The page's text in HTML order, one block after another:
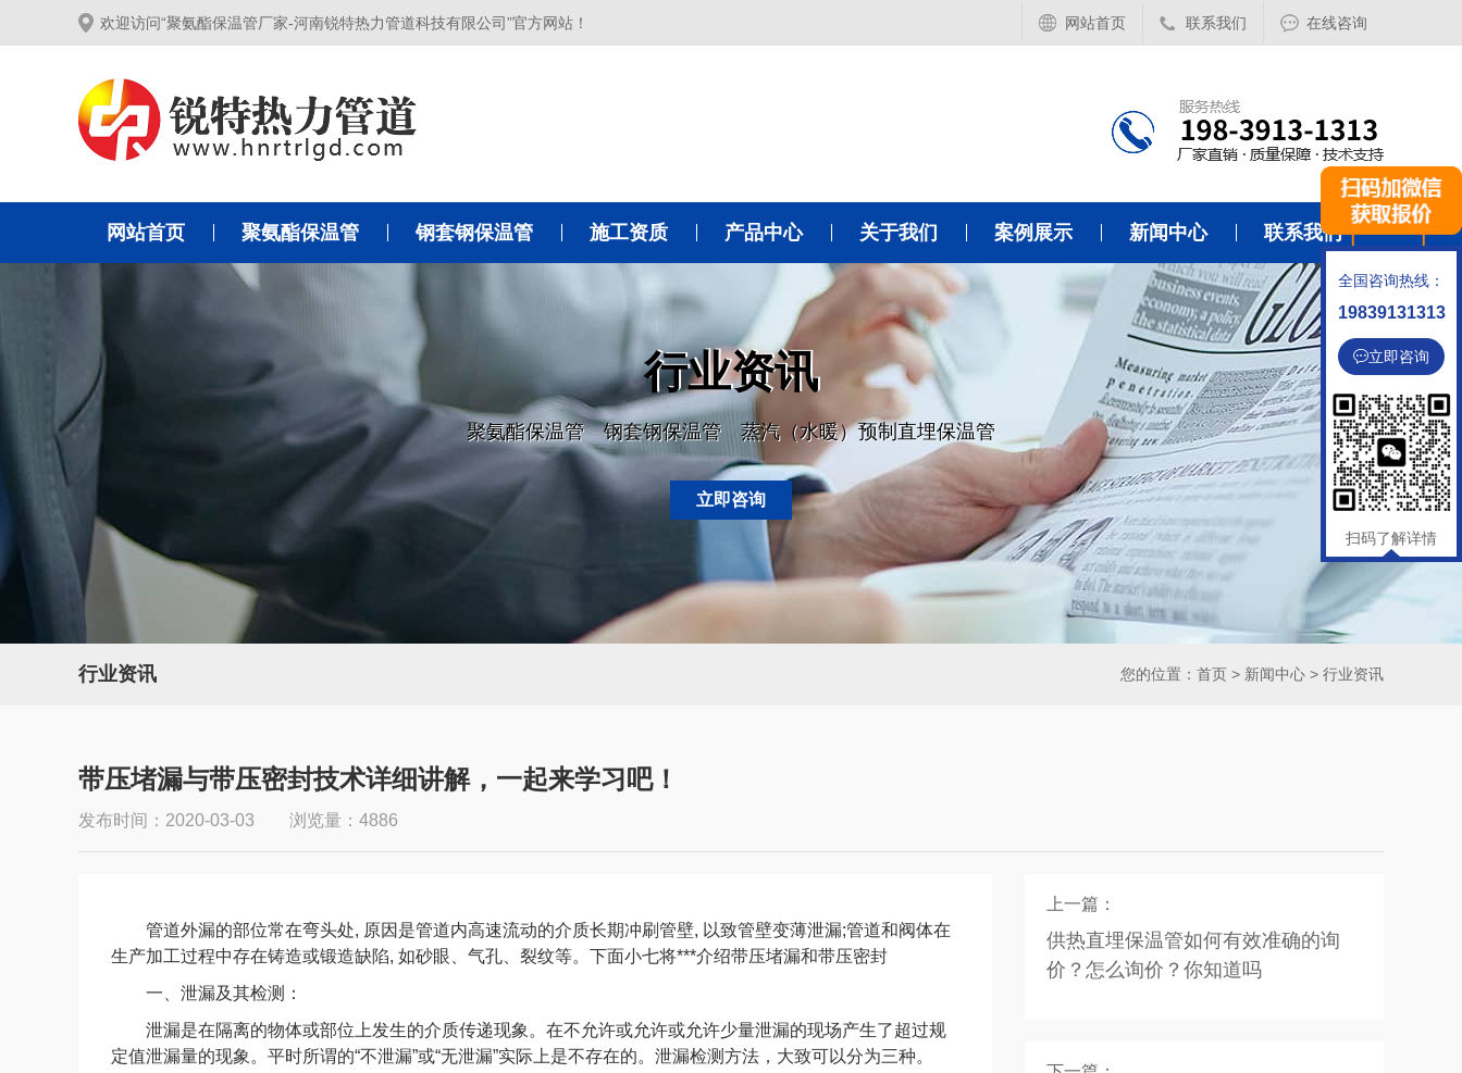
欢迎访问“聚氨酯保温管厂家-河南锐特热力管道科技有限公司”官方网站！ 网站首页 联系我们 在线咨询
网站首页 聚氨酯保温管 钢套钢保温管 施工资质 产品中心 关于我们 案例展示 新闻中心 联系我们
行业资讯
聚氨酯保温管 钢套钢保温管 蒸汽（水暖）预制直埋保温管
立即咨询
行业资讯 您的位置： 首页 > 新闻中心 > 行业资讯
带压堵漏与带压密封技术详细讲解，一起来学习吧！
发布时间：2020-03-03 浏览量：4886
管道外漏的部位常在弯头处, 原因是管道内高速流动的介质长期冲刷管壁, 以致管壁变薄泄漏;管道和阀体在
生产加工过程中存在铸造或锻造缺陷, 如砂眼、气孔、裂纹等。下面小七将***介绍带压堵漏和带压密封
一、泄漏及其检测：
泄漏是在隔离的物体或部位上发生的介质传递现象。在不允许或允许或允许少量泄漏的现场产生了超过规
定值泄漏量的现象。平时所谓的“不泄漏”或“无泄漏”实际上是不存在的。泄漏检测方法，大致可以分为三种。
上一篇：
供热直埋保温管如何有效准确的询
价？怎么询价？你知道吗
全国咨询热线：
19839131313
立即咨询
扫码了解详情